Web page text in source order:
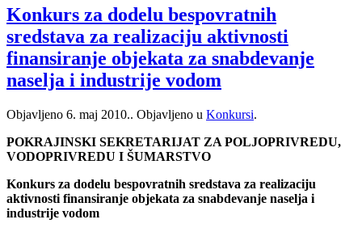
Konkurs za dodelu bespovratnih
sredstava za realizaciju aktivnosti
finansiranje objekata za snabdevanje
naselja i industrije vodom
Objavljeno 6. maj 2010.. Objavljeno u Konkursi.
POKRAJINSKI SEKRETARIJAT ZA POLJOPRIVREDU,
VODOPRIVREDU I ŠUMARSTVO
Konkurs za dodelu bespovratnih sredstava za realizaciju
aktivnosti finansiranje objekata za snabdevanje naselja i
industrije vodom